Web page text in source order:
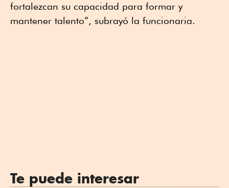
fortalezcan su capacidad para formar y
mantener talento”, subrayó la funcionaria.
Te puede interesar